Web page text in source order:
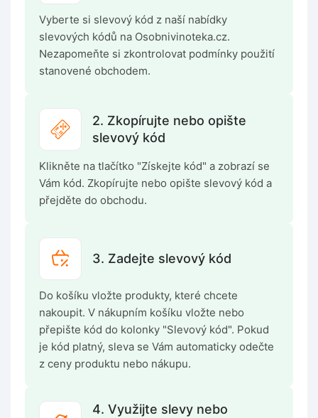
Vyberte si slevový kód z naší nabídky
slevových kódů na Osobnivinoteka.cz.
Nezapomeňte si zkontrolovat podmínky použití
stanovené obchodem.
2. Zkopírujte nebo opište
slevový kód
Klikněte na tlačítko "Získejte kód" a zobrazí se
Vám kód. Zkopírujte nebo opište slevový kód a
přejděte do obchodu.
3. Zadejte slevový kód
Do košíku vložte produkty, které chcete
nakoupit. V nákupním košíku vložte nebo
přepište kód do kolonky "Slevový kód". Pokud
je kód platný, sleva se Vám automaticky odečte
z ceny produktu nebo nákupu.
4. Využijte slevy nebo